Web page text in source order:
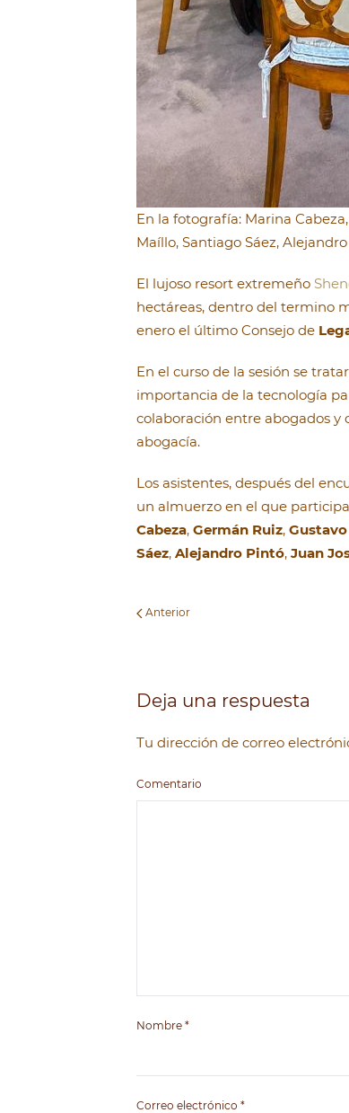
En la fotografía: Marina
Maíllo, Santiago Sáez,
El lujoso resort extremeño
hectáreas, dentro del termino
enero el último Consejo de
En el curso de la sesión se
importancia de la tecnología
colaboración entre abogados y
abogacía.
Los asistentes, después del
un almuerzo en el que
Cabeza, Germán Ruiz,
Sáez, Alejandro Pintó, Juan
Anterior
Deja una respuesta
Tu dirección de correo
Comentario
Nombre *
Correo electrónico *